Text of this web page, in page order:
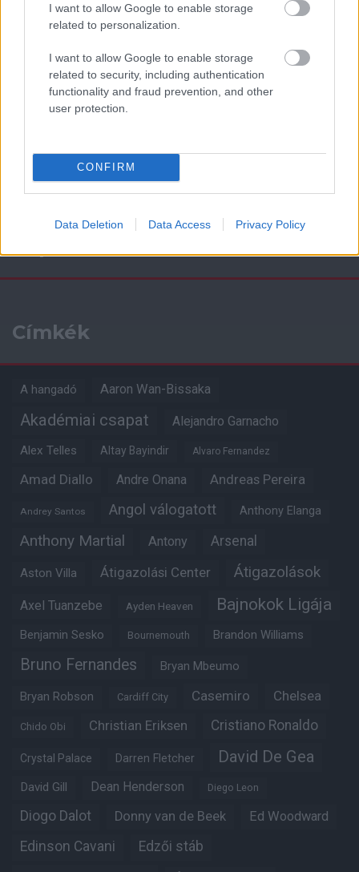
I want to allow Google to enable storage
related to personalization.
I want to allow Google to enable storage
related to security, including authentication
functionality and fraud prevention, and other
user protection.
CONFIRM
Data Deletion Data Access Privacy Policy
Támogatás
Támogasd adományoddal
Címkék
A hangadó Aaron Wan-Bissaka
Akadémiai csapat Alejandro Garnacho
Alex Telles Altay Bayindir Alvaro Fernandez
Amad Diallo Andre Onana Andreas Pereira
Andrey Santos Angol válogatott Anthony Elanga
Anthony Martial Antony Arsenal
Aston Villa Átigazolási Center Átigazolások
Axel Tuanzebe Ayden Heaven Bajnokok Ligája
Benjamin Sesko Bournemouth Brandon Williams
Bruno Fernandes Bryan Mbeumo
Bryan Robson Cardiff City Casemiro Chelsea
Chido Obi Christian Eriksen Cristiano Ronaldo
Crystal Palace Darren Fletcher David De Gea
David Gill Dean Henderson Diego Leon
Diogo Dalot Donny van de Beek Ed Woodward
Edinson Cavani Edzői stáb